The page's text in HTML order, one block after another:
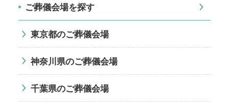
ご葬儀会場を探す
東京都のご葬儀会場
神奈川県のご葬儀会場
千葉県のご葬儀会場